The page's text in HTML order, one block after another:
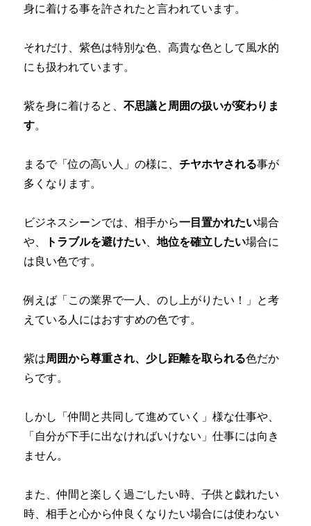
身に着ける事を許されたと言われています。
それだけ、紫色は特別な色、高貴な色として風水的
にも扱われています。
紫を身に着けると、不思議と周囲の扱いが変わりま
す。
まるで「位の高い人」の様に、チヤホヤされる事が
多くなります。
ビジネスシーンでは、相手から一目置かれたい場合
や、
トラブルを避けたい、地位を確立したい場合に
は良い色です。
例えば「この業界で一人、のし上がりたい！」と考
えている人にはおすすめの色です。
紫は周囲から尊重され、少し距離を取られる色だか
らです。
しかし「仲間と共同して進めていく」様な仕事や、
「自分が下手に出なければいけない」仕事には向き
ません。
また、仲間と楽しく過ごしたい時、子供と戯れたい
時、相手と心から仲良くなりたい場合には使わない